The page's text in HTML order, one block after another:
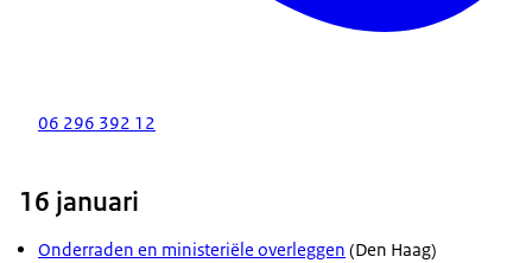
06 296 392 12
16 januari
Onderraden en ministeriële overleggen (Den Haag)